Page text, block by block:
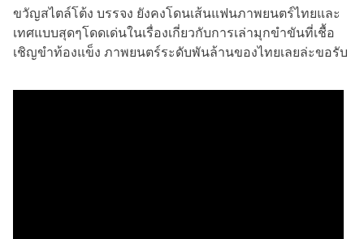
ขวัญสไตล์โต้ง บรรจง ยังคงโดนเส้นแฟนภาพยนตร์ไทยและ
เทศแบบสุดๆโดดเด่นในเรื่องเกี่ยวกับการเล่ามุกขำขันที่เชื้อ
เชิญขำท้องแข็ง ภาพยนตร์ระดับพันล้านของไทยเลยล่ะขอรับ